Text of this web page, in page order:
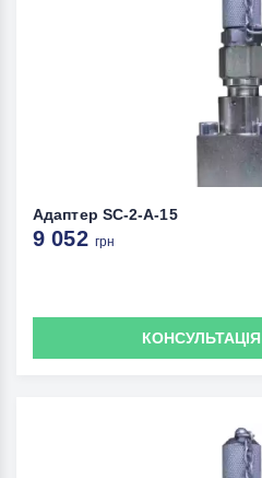
Адаптер SC-2-A-15
9 052 грн